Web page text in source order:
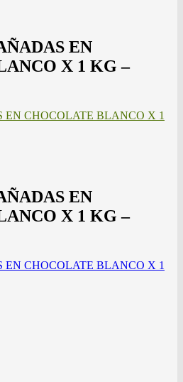
EN
X 1 KG –
CHOCOLATE BLANCO X 1
EN
X 1 KG –
CHOCOLATE BLANCO X 1